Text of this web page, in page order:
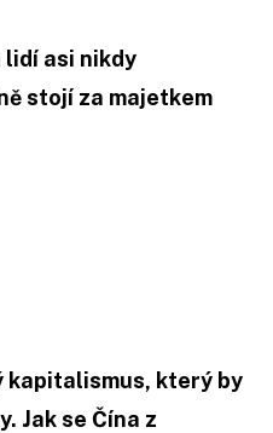
lidí asi nikdy
stojí za majetkem
kapitalismus, který by
Jak se Čína z